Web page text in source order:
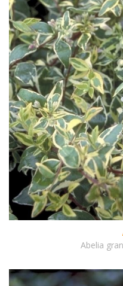
Abelia